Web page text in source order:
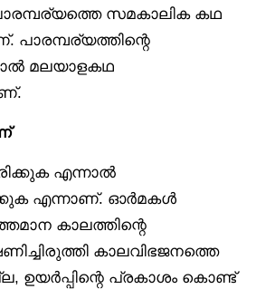
സമകാലിക കഥ
പാരമ്പര്യത്തിന്റെ
മലയാളകഥ
എന്നാൽ
എന്നാണ്. ഓർമകൾ
കാലത്തിന്റെ
കാലവിഭജനത്തെ
ഉയർപ്പിന്റെ പ്രകാശം കൊണ്ട്